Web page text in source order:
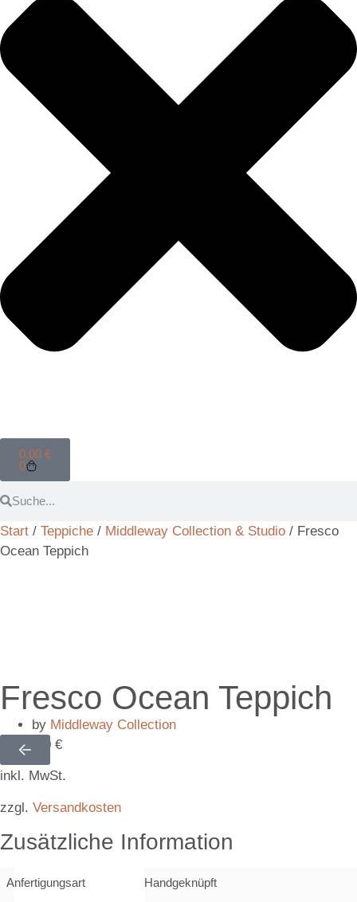
0,00 €
0
Start / Teppiche / Middleway Collection & Studio / Fresco
Ocean Teppich
Fresco Ocean Teppich
by Middleway Collection
9.290,00 €
inkl. MwSt.
zzgl. Versandkosten
Zusätzliche Information
Anfertigungsart Handgeknüpft